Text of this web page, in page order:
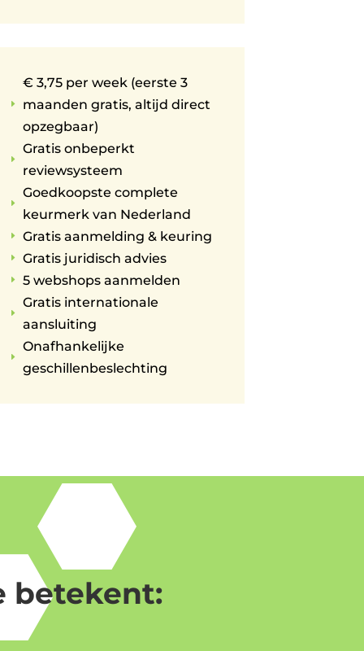
E
€ 3,75 per week (eerste 3
maanden gratis, altijd direct
opzegbaar)
E
Gratis onbeperkt
reviewsysteem
E
Goedkoopste complete
keurmerk van Nederland
E Gratis aanmelding & keuring
E Gratis juridisch advies
E 5 webshops aanmelden
E
Gratis internationale
aansluiting
E
Onafhankelijke
geschillenbeslechting
betekent: